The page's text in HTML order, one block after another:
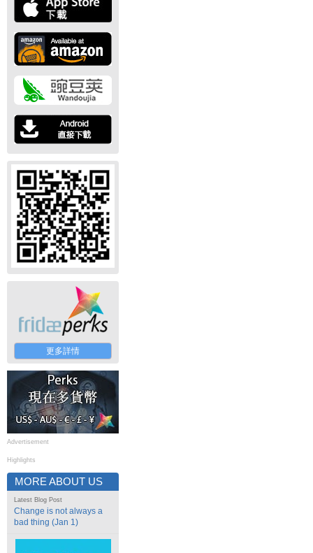
更多詳情
Advertisement
Highlights
MORE ABOUT US
Latest Blog Post
Change is not always a
bad thing (Jan 1)